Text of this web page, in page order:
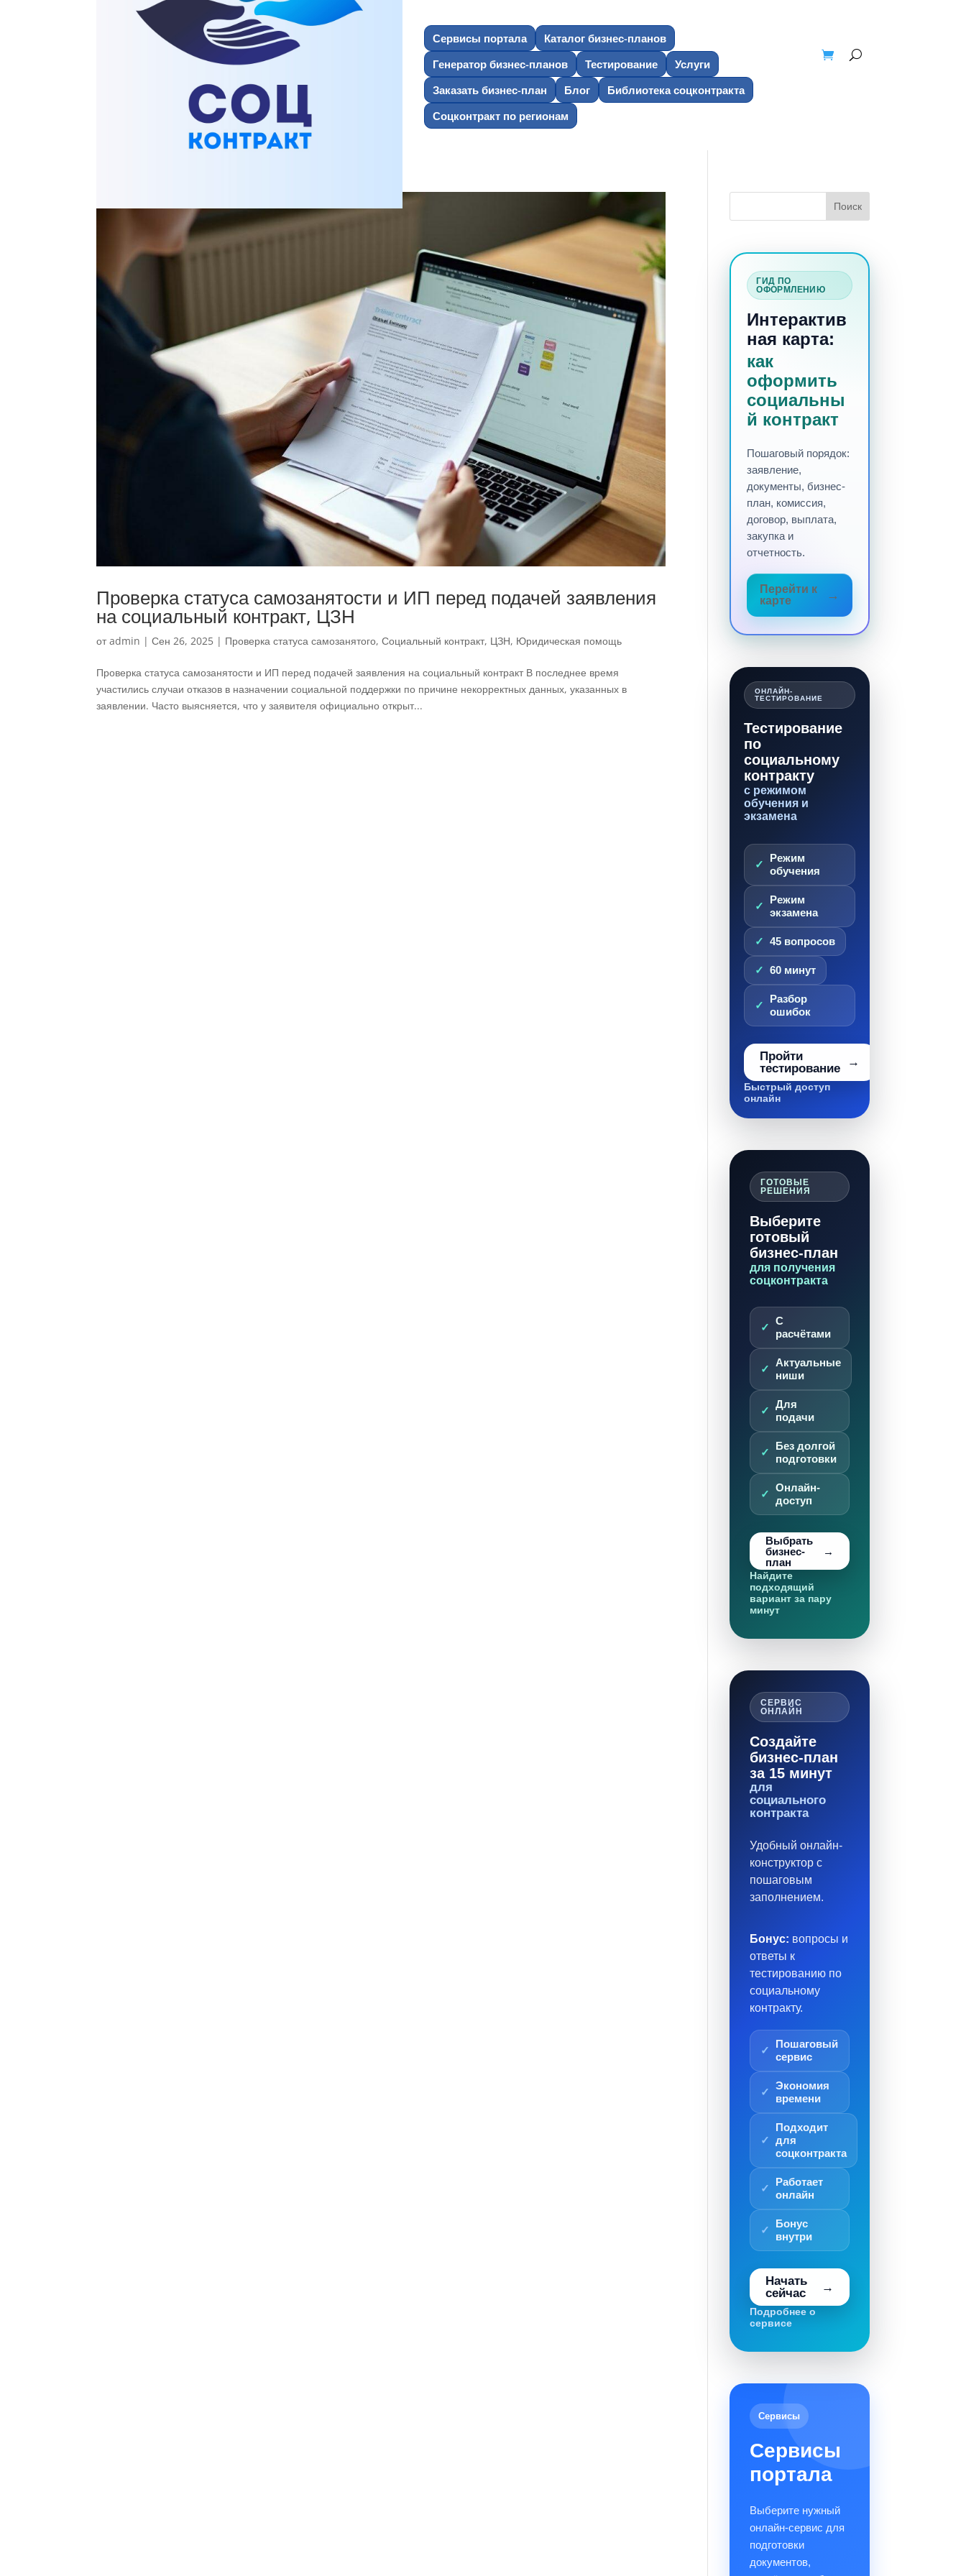
Сервисы портала
Каталог бизнес-планов
Генератор бизнес-планов
Тестирование
Услуги
Заказать бизнес-план
Блог
Библиотека соцконтракта
Соцконтракт по регионам
Проверка статуса самозанятости и ИП перед подачей заявления
на социальный контракт, ЦЗН
отadmin |Сен 26, 2025 | Проверка статуса самозанятого,Социальный контракт, ЦЗН, Юридическая помощь
Проверка статуса самозанятости и ИП перед подачей заявления на социальный контракт В последнее время
участились случаи отказов в назначении социальной поддержки по причине некорректных данных, указанных в
заявлении. Часто выясняется, что у заявителя официально открыт...
ГИД ПО
ОФОРМЛЕНИЮ
Интерактив
ная карта:
как
оформить
социальны
й контракт
Пошаговый порядок:
заявление,
документы, бизнес-
план, комиссия,
договор, выплата,
закупка и
отчетность.
Перейти к
карте
ОНЛАЙН-
ТЕСТИРОВАНИЕ
Тестирование
по
социальному
контракту
с режимом
обучения и
экзамена
Режим
обучения
Режим
экзамена
45 вопросов
60 минут
Разбор
ошибок
Пройти
тестирование
Быстрый доступ
онлайн
ГОТОВЫЕ
РЕШЕНИЯ
Выберите
готовый
бизнес-план
для получения
соцконтракта
С
расчётами
Актуальные
ниши
Для
подачи
Без долгой
подготовки
Онлайн-
доступ
Выбрать
бизнес-
план
Найдите
подходящий
вариант за пару
минут
СЕРВИС
ОНЛАЙН
Создайте
бизнес-план
за 15 минут
для
социального
контракта
Удобный онлайн-
конструктор с
пошаговым
заполнением.
Бонус: вопросы и
ответы к
тестированию по
социальному
контракту.
Пошаговый
сервис
Экономия
времени
Подходит
для
соцконтракта
Работает
онлайн
Бонус
внутри
Начать
сейчас
Подробнее о
сервисе
Сервисы
Сервисы
портала
Выберите нужный
онлайн-сервис для
подготовки
документов,